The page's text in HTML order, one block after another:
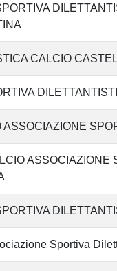
CALCIO
ASSOCIAZIONE
Sportiva